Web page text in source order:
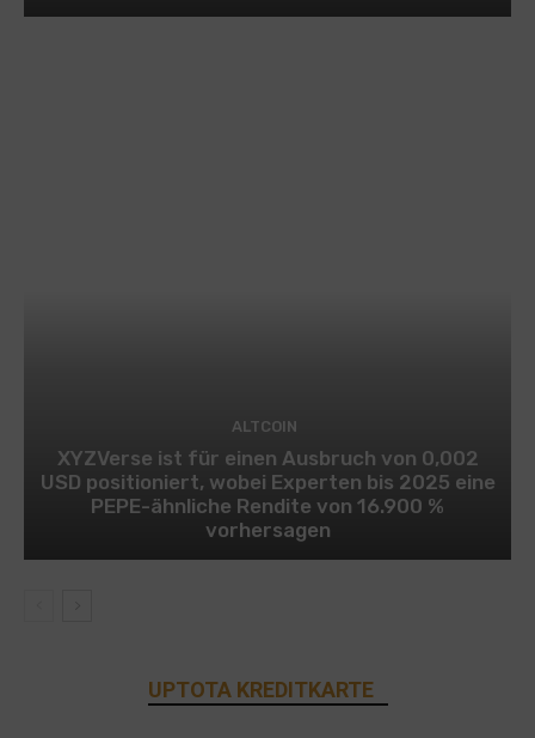
ALTCOIN
XYZVerse ist für einen Ausbruch von 0,002
USD positioniert, wobei Experten bis 2025 eine
PEPE-ähnliche Rendite von 16.900 %
vorhersagen
UPTOTA KREDITKARTE